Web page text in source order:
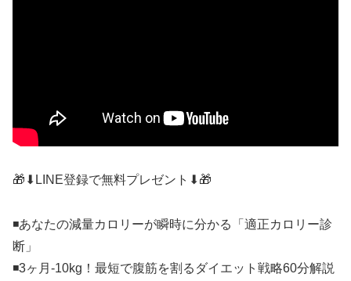
🎁⬇︎LINE登録で無料プレゼント⬇︎🎁
◾️あなたの減量カロリーが瞬時に分かる「適正カロリー診
断」
◾️3ヶ月-10kg！最短で腹筋を割るダイエット戦略60分解説